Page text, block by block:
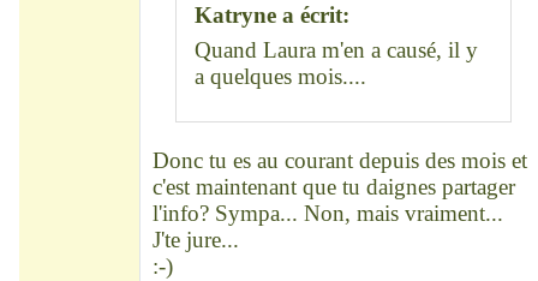
Katryne a écrit:
Quand Laura m'en a causé, il y
a quelques mois....
Donc tu es au courant depuis des mois et
c'est maintenant que tu daignes partager
l'info? Sympa... Non, mais vraiment...
J'te jure...
:-)